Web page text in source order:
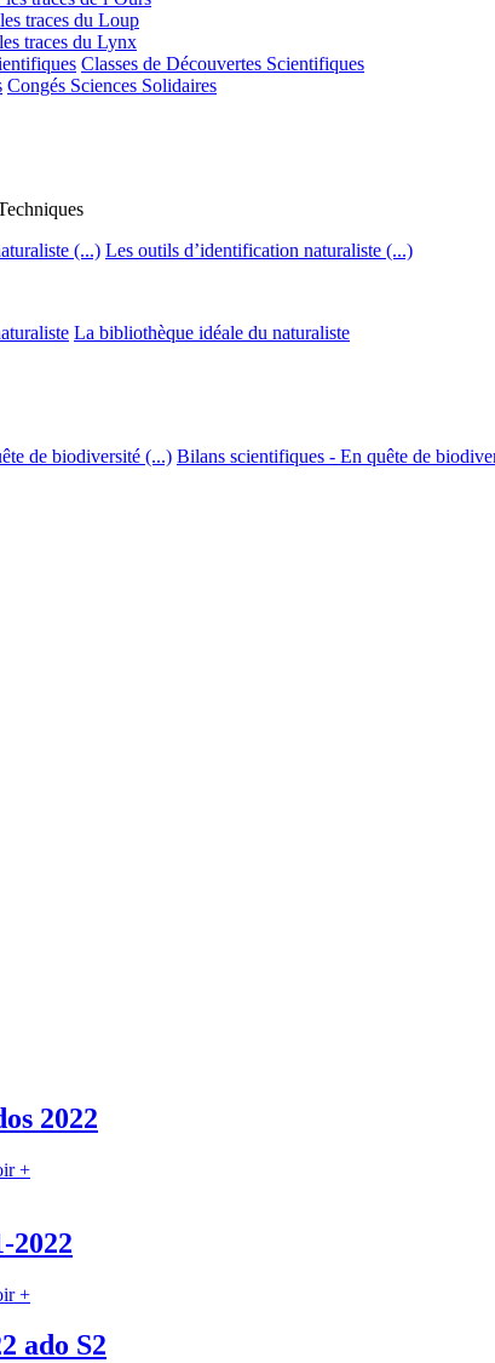
traces du Loup
traces du Lynx
Classes de Découvertes Scientifiques
Congés Sciences Solidaires
(...) Les outils d’identification naturaliste (...)
La bibliothèque idéale du naturaliste
de biodiversité (...) Bilans scientifiques - En quête de
2022
+
2022
+
ado S2